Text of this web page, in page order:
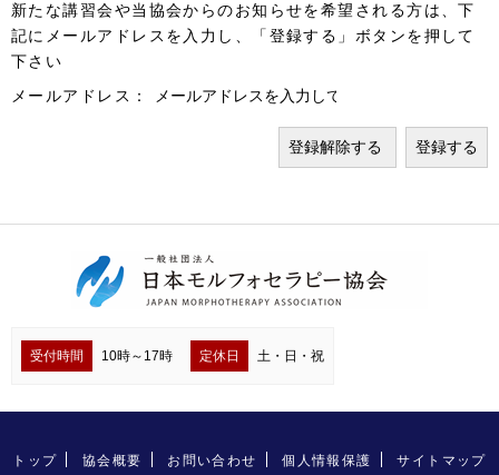
新たな講習会や当協会からのお知らせを希望される方は、下
記にメールアドレスを入力し、「登録する」ボタンを押して
下さい
メールアドレス：
受付時間 10時～17時 定休日 土・日・祝
トップ 協会概要 お問い合わせ 個人情報保護 サイトマップ